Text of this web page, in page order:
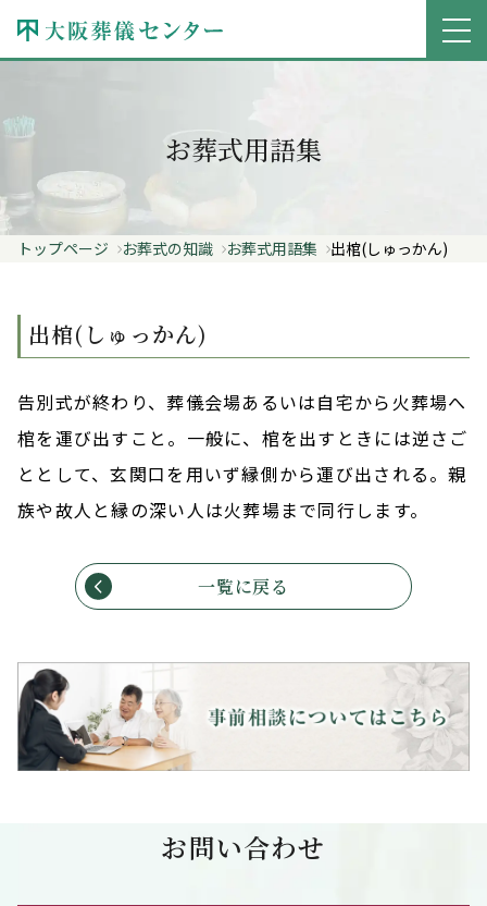
お葬式用語集
トップページ お葬式の知識 お葬式用語集 出棺(しゅっかん)
出棺(しゅっかん)
告別式が終わり、葬儀会場あるいは自宅から火葬場へ
棺を運び出すこと。一般に、棺を出すときには逆さご
ととして、玄関口を用いず縁側から運び出される。親
族や故人と縁の深い人は火葬場まで同行します。
一覧に戻る
お問い合わせ